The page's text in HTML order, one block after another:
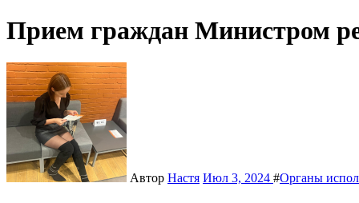
Прием граждан Министром
Автор Настя Июл 3, 2024 #Органы